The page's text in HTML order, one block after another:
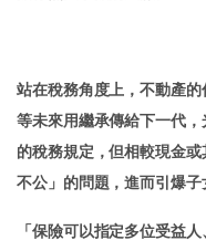
站在稅務角度上，不動產
等未來用繼承傳給下一代
的稅務規定，但相較現金
不公」的問題，進而引爆
「保險可以指定多位受益